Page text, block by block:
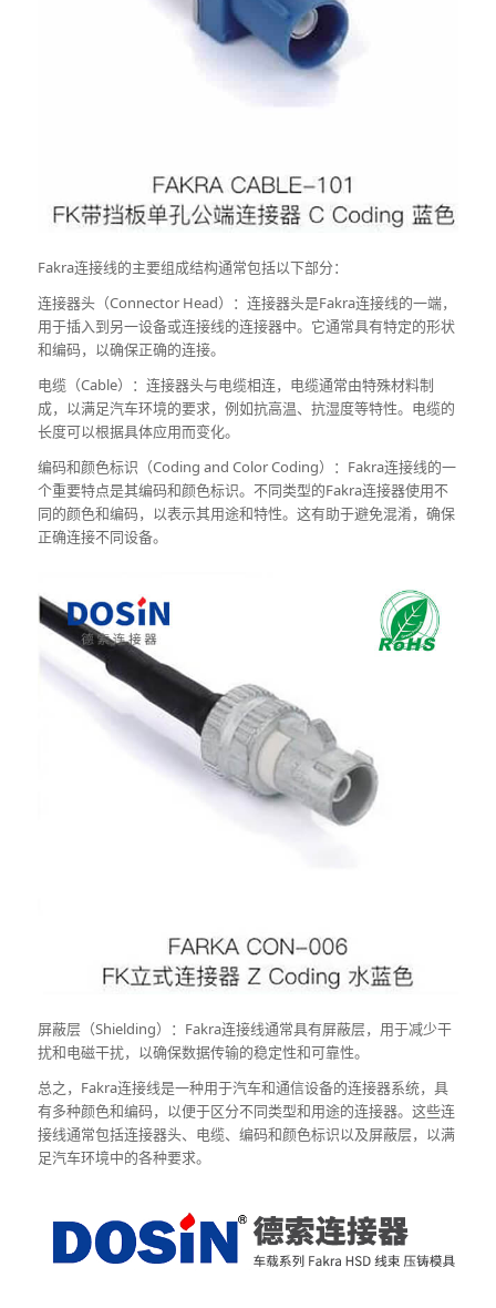
Fakra连接线的主要组成结构通常包括以下部分：
连接器头（Connector Head）：连接器头是Fakra连接线的一端，
用于插入到另一设备或连接线的连接器中。它通常具有特定的形状
和编码，以确保正确的连接。
电缆（Cable）：连接器头与电缆相连，电缆通常由特殊材料制
成，以满足汽车环境的要求，例如抗高温、抗湿度等特性。电缆的
长度可以根据具体应用而变化。
编码和颜色标识（Coding and Color Coding）：Fakra连接线的一
个重要特点是其编码和颜色标识。不同类型的Fakra连接器使用不
同的颜色和编码，以表示其用途和特性。这有助于避免混淆，确保
正确连接不同设备。
屏蔽层（Shielding）：Fakra连接线通常具有屏蔽层，用于减少干
扰和电磁干扰，以确保数据传输的稳定性和可靠性。
总之，Fakra连接线是一种用于汽车和通信设备的连接器系统，具
有多种颜色和编码，以便于区分不同类型和用途的连接器。这些连
接线通常包括连接器头、电缆、编码和颜色标识以及屏蔽层，以满
足汽车环境中的各种要求。